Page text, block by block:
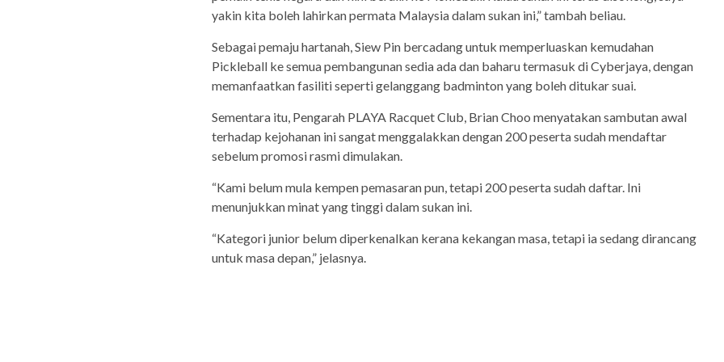
yakin kita boleh lahirkan permata Malaysia dalam sukan ini,” tambah beliau.
Sebagai pemaju hartanah, Siew Pin bercadang untuk memperluaskan kemudahan
Pickleball ke semua pembangunan sedia ada dan baharu termasuk di Cyberjaya, dengan
memanfaatkan fasiliti seperti gelanggang badminton yang boleh ditukar suai.
Sementara itu, Pengarah PLAYA Racquet Club, Brian Choo menyatakan sambutan awal
terhadap kejohanan ini sangat menggalakkan dengan 200 peserta sudah mendaftar
sebelum promosi rasmi dimulakan.
“Kami belum mula kempen pemasaran pun, tetapi 200 peserta sudah daftar. Ini
menunjukkan minat yang tinggi dalam sukan ini.
“Kategori junior belum diperkenalkan kerana kekangan masa, tetapi ia sedang dirancang
untuk masa depan,” jelasnya.